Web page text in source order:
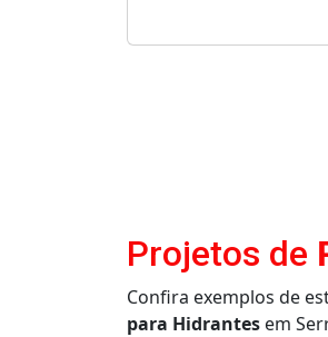
Projetos de
Confira exemplos de
para Hidrantes em